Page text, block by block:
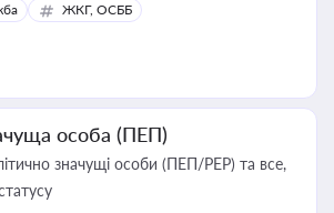
ЖКГ, ОСББ
особа (ПЕП)
значущі особи (ПЕП/PEP) та все,